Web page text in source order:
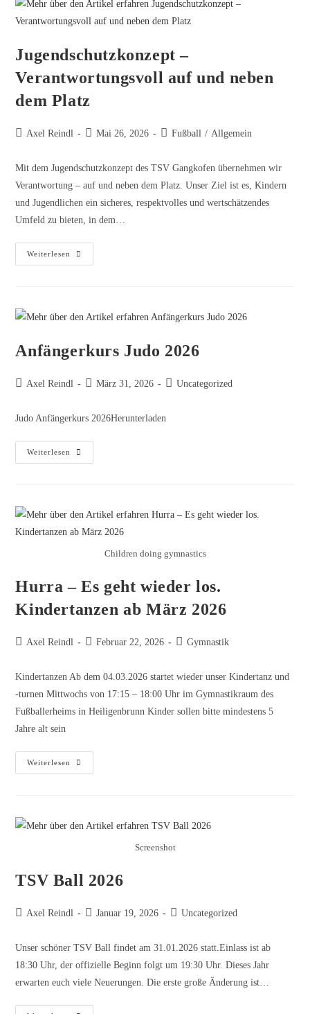
Jugendschutzkonzept –
Verantwortungsvoll auf und neben
dem Platz
Axel Reindl Mai 26, 2026 Fußball / Allgemein
Mit dem Jugendschutzkonzept des TSV Gangkofen übernehmen wir
Verantwortung – auf und neben dem Platz. Unser Ziel ist es, Kindern
und Jugendlichen ein sicheres, respektvolles und wertschätzendes
Umfeld zu bieten, in dem…
Weiterlesen
Anfängerkurs Judo 2026
Axel Reindl März 31, 2026 Uncategorized
Judo Anfängerkurs 2026Herunterladen
Weiterlesen
Children doing gymnastics
Hurra – Es geht wieder los.
Kindertanzen ab März 2026
Axel Reindl Februar 22, 2026 Gymnastik
Kindertanzen Ab dem 04.03.2026 startet wieder unser Kindertanz und
-turnen Mittwochs von 17:15 – 18:00 Uhr im Gymnastikraum des
Fußballerheims in Heiligenbrunn Kinder sollen bitte mindestens 5
Jahre alt sein
Weiterlesen
Screenshot
TSV Ball 2026
Axel Reindl Januar 19, 2026 Uncategorized
Unser schöner TSV Ball findet am 31.01.2026 statt.Einlass ist ab
18:30 Uhr, der offizielle Beginn folgt um 19:30 Uhr. Dieses Jahr
erwarten euch viele Neuerungen. Die erste große Änderung ist…